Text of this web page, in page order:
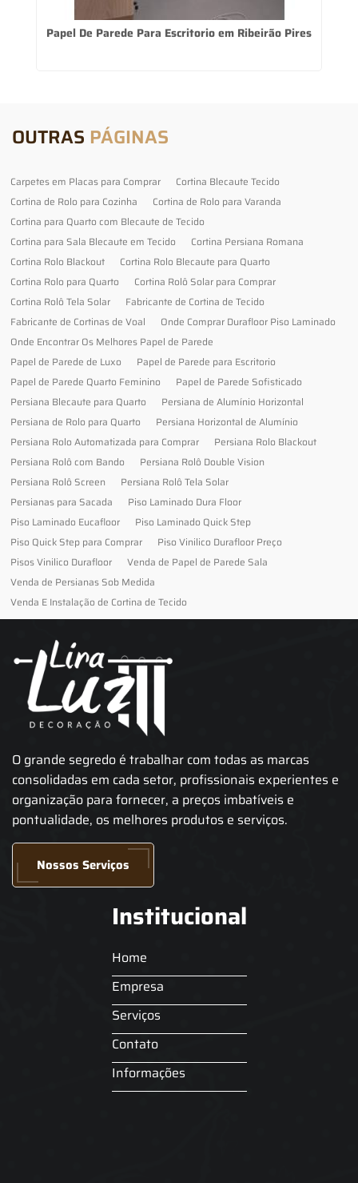
Papel De Parede Para Escritorio em Ribeirão Pires
OUTRAS PÁGINAS
Carpetes em Placas para Comprar
Cortina Blecaute Tecido
Cortina de Rolo para Cozinha
Cortina de Rolo para Varanda
Cortina para Quarto com Blecaute de Tecido
Cortina para Sala Blecaute em Tecido
Cortina Persiana Romana
Cortina Rolo Blackout
Cortina Rolo Blecaute para Quarto
Cortina Rolo para Quarto
Cortina Rolô Solar para Comprar
Cortina Rolô Tela Solar
Fabricante de Cortina de Tecido
Fabricante de Cortinas de Voal
Onde Comprar Durafloor Piso Laminado
Onde Encontrar Os Melhores Papel de Parede
Papel de Parede de Luxo
Papel de Parede para Escritorio
Papel de Parede Quarto Feminino
Papel de Parede Sofisticado
Persiana Blecaute para Quarto
Persiana de Alumínio Horizontal
Persiana de Rolo para Quarto
Persiana Horizontal de Alumínio
Persiana Rolo Automatizada para Comprar
Persiana Rolo Blackout
Persiana Rolô com Bando
Persiana Rolô Double Vision
Persiana Rolô Screen
Persiana Rolô Tela Solar
Persianas para Sacada
Piso Laminado Dura Floor
Piso Laminado Eucafloor
Piso Laminado Quick Step
Piso Quick Step para Comprar
Piso Vinilico Durafloor Preço
Pisos Vinilico Durafloor
Venda de Papel de Parede Sala
Venda de Persianas Sob Medida
Venda E Instalação de Cortina de Tecido
O grande segredo é trabalhar com todas as marcas
consolidadas em cada setor, profissionais experientes e
organização para fornecer, a preços imbatíveis e
pontualidade, os melhores produtos e serviços.
Nossos Serviços
Institucional
Home
Empresa
Serviços
Contato
Informações